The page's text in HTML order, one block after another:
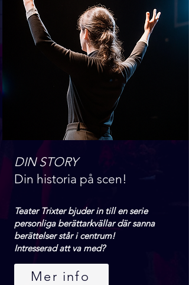
DIN STORY
Din historia på scen!
Teater Trixter bjuder in till en serie
personliga berättarkvällar där sanna
berättelser står i centrum!​​
Intresserad att va med? ​
Mer info